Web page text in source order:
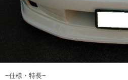
−仕様・特長−